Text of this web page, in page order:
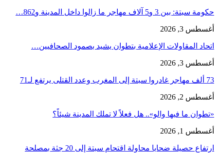
حكومة سبتة: بين 3 و5 آلاف مهاجر ما زالوا داخل المدينة و862…
أغسطس 3, 2026
اتحاد المقاولات الإعلامية بتطوان يشيد بصمود الصحافيين…
أغسطس 3, 2026
73 ألف مهاجر غادروا سبتة إلى المغرب وعدد القتلى يرتفع لـ71
أغسطس 2, 2026
«تطوان ما فيها والو».. هل فعلاً لا تملك المدينة شيئاً؟
أغسطس 1, 2026
ارتفاع حصيلة ضحايا محاولة اقتحام سبتة إلى 20 جثة بمصلحة